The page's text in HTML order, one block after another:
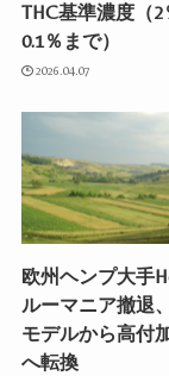
THC基準濃度（2
0.1％まで）
2026.04.07
欧州ヘンプ大手
ルーマニア撤退
モデルから高付
へ転換